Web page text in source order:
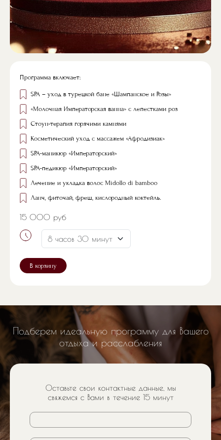
Программа включает:
SPA – уход в турецкой бане «Шампанское и Розы»
«Молочная Императорская ванна» с лепестками роз
Стоун-терапия горячими камнями
Косметический уход с массажем «Афродизиак»
SPA-маникюр «Императорский»
SPA-педикюр «Императорский»
Лечение и укладка волос Midollo di bamboo
Ланч, фиточай, фреш, кислородный коктейль.
15 000 руб
В корзину
Подберем идеальную программу для Вашего
отдыха и расслабления
Оставьте свои контактные данные, мы
свяжемся с Вами в течение 15 минут